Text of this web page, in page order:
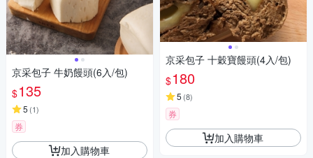
京采包子 牛奶饅頭(6入/包)
$135
5 (1)
券
加入購物車
京采包子 十穀寶饅頭(4入/包)
$180
5 (8)
券
加入購物車